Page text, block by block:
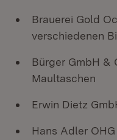
Brauerei Gold
verschiedenen
Bürger GmbH &
Maultaschen
Erwin Dietz
Hans Adler